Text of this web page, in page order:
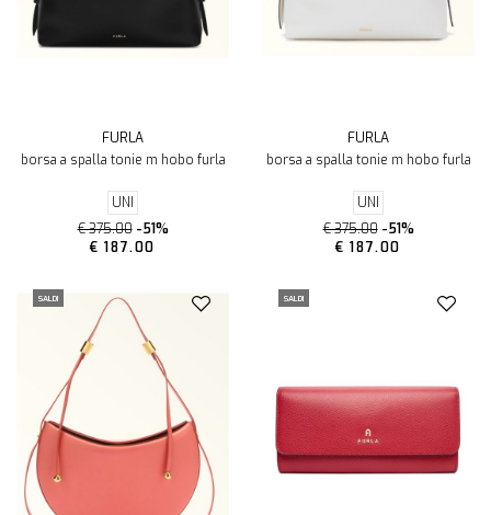
FURLA
borsa a spalla tonie m hobo furla
UNI
€ 375.00 -51%
€ 187.00
FURLA
borsa a spalla tonie m hobo furla
UNI
€ 375.00 -51%
€ 187.00
SALDI SALDI